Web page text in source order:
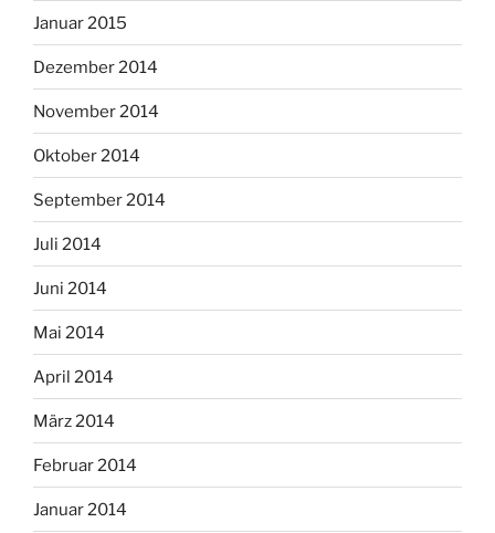
Januar 2015
Dezember 2014
November 2014
Oktober 2014
September 2014
Juli 2014
Juni 2014
Mai 2014
April 2014
März 2014
Februar 2014
Januar 2014